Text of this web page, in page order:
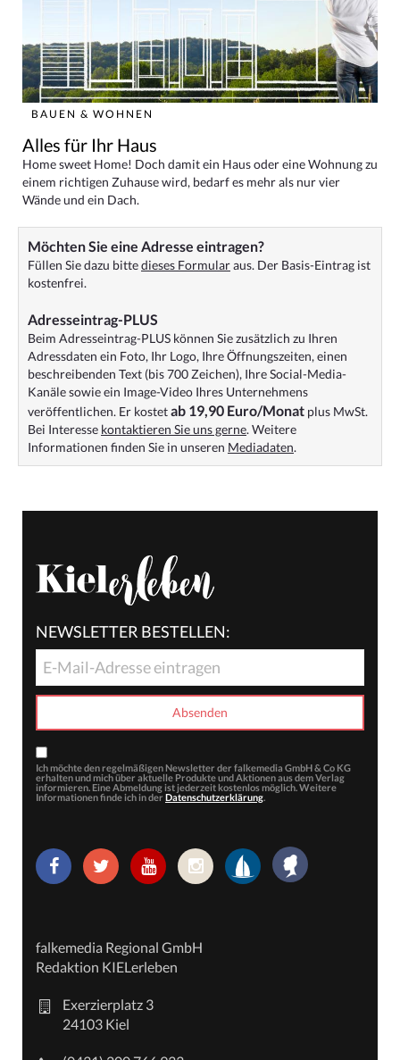
BAUEN & WOHNEN
Alles für Ihr Haus
Home sweet Home! Doch damit ein Haus oder eine Wohnung zu
einem richtigen Zuhause wird, bedarf es mehr als nur vier
Wände und ein Dach.
Möchten Sie eine Adresse eintragen?
Füllen Sie dazu bittedieses Formularaus. Der Basis-Eintrag ist
kostenfrei.
Adresseintrag-PLUS
Beim Adresseintrag-PLUS können Sie zusätzlich zu Ihren
Adressdaten ein Foto, Ihr Logo, Ihre Öffnungszeiten, einen
beschreibenden Text (bis 700 Zeichen), Ihre Social-Media-
Kanäle sowie ein Image-Video Ihres Unternehmens
veröffentlichen. Er kostetab 19,90 Euro/Monat plus MwSt.
Bei Interesse kontaktieren Sie uns gerne. Weitere
Informationen finden Sie in unseren Mediadaten.
NEWSLETTER BESTELLEN:
Ich möchte den regelmäßigen Newsletter der falkemedia GmbH & Co KG
erhalten und mich über aktuelle Produkte und Aktionen aus dem Verlag
informieren. Eine Abmeldung ist jederzeit kostenlos möglich. Weitere
Informationen finde ich in der Datenschutzerklärung.
falkemedia Regional GmbH
Redaktion KIELerleben
Exerzierplatz 3
24103 Kiel